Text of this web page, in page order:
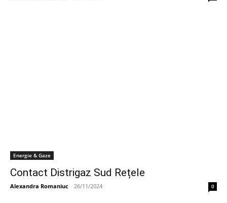
Energie & Gaze
Contact Distrigaz Sud Rețele
Alexandra Romaniuc - 26/11/2024 0